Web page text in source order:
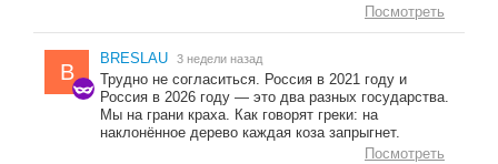
Посмотреть
B
BRESLAU 3 недели назад
Трудно не согласиться. Россия в 2021 году и
Россия в 2026 году — это два разных государства.
Мы на грани краха. Как говорят греки: на
наклонённое дерево каждая коза запрыгнет.
Посмотреть